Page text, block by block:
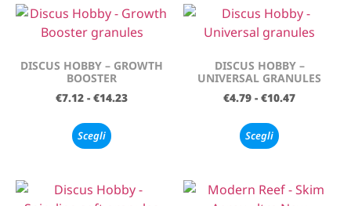
DISCUS HOBBY – GROWTH
BOOSTER
€7.12 - €14.23
Scegli
DISCUS HOBBY –
UNIVERSAL GRANULES
€4.79 - €10.47
Scegli